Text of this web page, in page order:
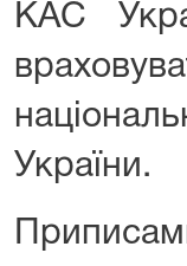
КАС
України.